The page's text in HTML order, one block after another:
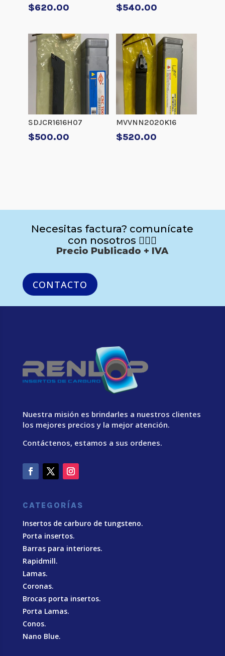
$620.00 $540.00
SDJCR1616H07
$500.00
MVVNN2020K16
$520.00
Necesitas factura? comunícate
con nosotros 🙋🏻‍♂️
Precio Publicado + IVA
CONTACTO
Nuestra misión es brindarles a nuestros clientes
los mejores precios y la mejor atención.
Contáctenos, estamos a sus ordenes.
CATEGORÍAS
Insertos de carburo de tungsteno.
Porta insertos.
Barras para interiores.
Rapidmill.
Lamas.
Coronas.
Brocas porta insertos.
Porta Lamas.
Conos.
Nano Blue.